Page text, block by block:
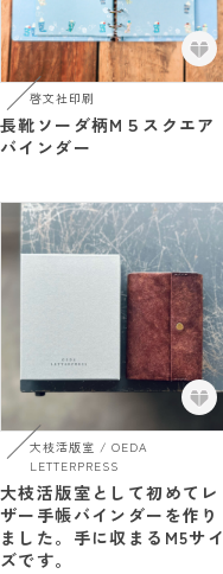
啓文社印刷
長靴ソーダ柄M５スクエア
バインダー
大枝活版室 / OEDA
LETTERPRESS
大枝活版室として初めてレ
ザー手帳バインダーを作り
ました。手に収まるM5サイ
ズです。